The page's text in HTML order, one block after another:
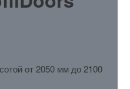
от 2050 мм до 2100